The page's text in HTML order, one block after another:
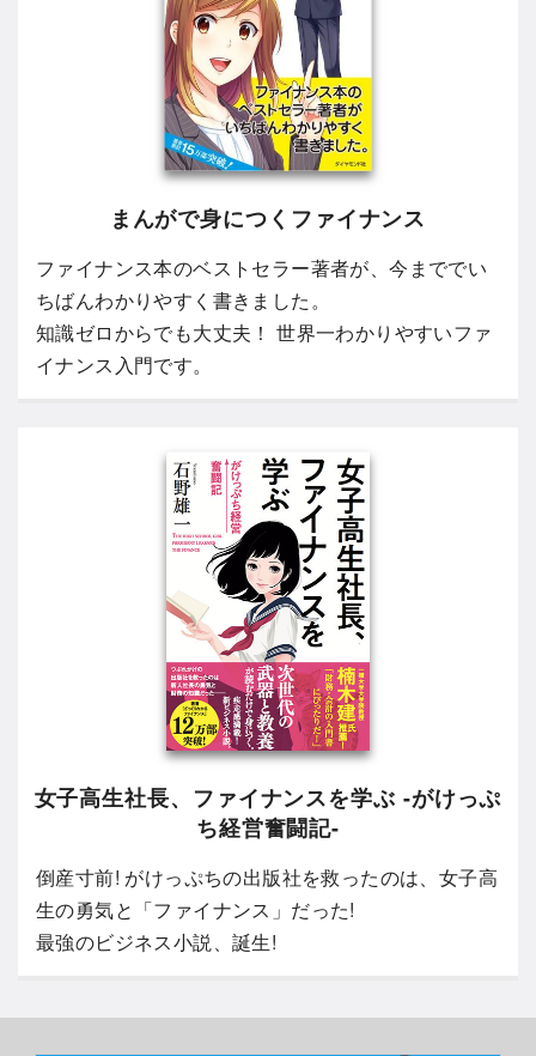
まんがで身につくファイナンス
ファイナンス本のベストセラー著者が、今まででい
ちばんわかりやすく書きました。
知識ゼロからでも大丈夫！ 世界一わかりやすいファ
イナンス入門です。
女子高生社長、ファイナンスを学ぶ -がけっぷ
ち経営奮闘記-
倒産寸前! がけっぷちの出版社を救ったのは、女子高
生の勇気と「ファイナンス」だった!
最強のビジネス小説、誕生!